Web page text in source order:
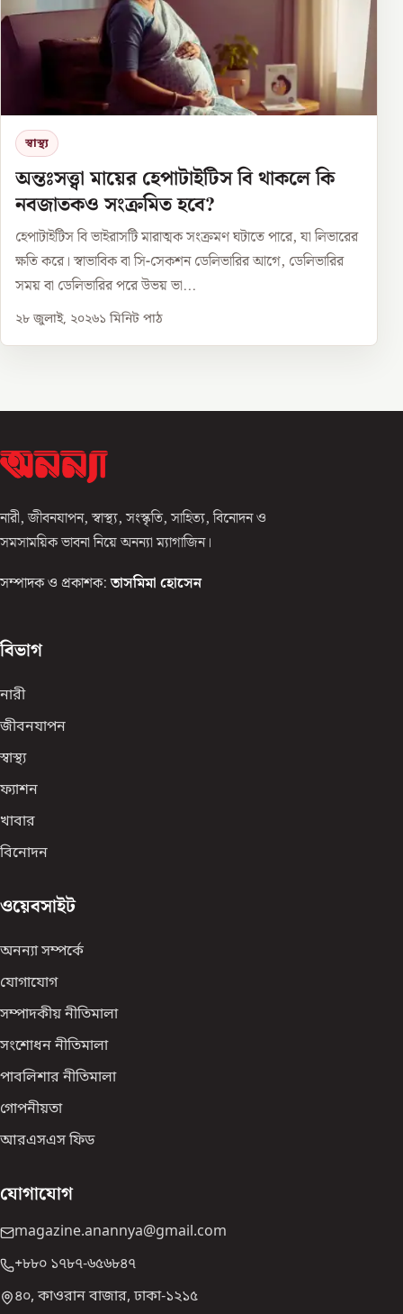
স্বাস্থ্য
অন্তঃসত্ত্বা মায়ের হেপাটাইটিস বি থাকলে কি
নবজাতকও সংক্রমিত হবে?
হেপাটাইটিস বি ভাইরাসটি মারাত্মক সংক্রমণ ঘটাতে পারে, যা লিভারের
ক্ষতি করে। স্বাভাবিক বা সি-সেকশন ডেলিভারির আগে, ডেলিভারির
সময় বা ডেলিভারির পরে উভয় ভা...
২৮ জুলাই, ২০২৬১ মিনিট পাঠ
নারী, জীবনযাপন, স্বাস্থ্য, সংস্কৃতি, সাহিত্য, বিনোদন ও
সমসাময়িক ভাবনা নিয়ে অনন্যা ম্যাগাজিন।
সম্পাদক ও প্রকাশক: তাসমিমা হোসেন
বিভাগ
নারী
জীবনযাপন
স্বাস্থ্য
ফ্যাশন
খাবার
বিনোদন
ওয়েবসাইট
অনন্যা সম্পর্কে
যোগাযোগ
সম্পাদকীয় নীতিমালা
সংশোধন নীতিমালা
পাবলিশার নীতিমালা
গোপনীয়তা
আরএসএস ফিড
যোগাযোগ
magazine.anannya@gmail.com
+৮৮০ ১৭৮৭-৬৫৬৮৪৭
৪০, কাওরান বাজার, ঢাকা-১২১৫